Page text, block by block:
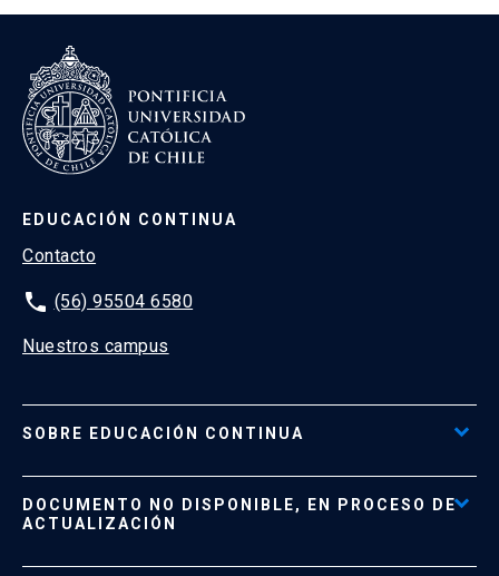
EDUCACIÓN CONTINUA
Contacto
phone (56) 95504 6580
Nuestros campus
SOBRE EDUCACIÓN CONTINUA
Formas de Pago
DOCUMENTO NO DISPONIBLE, EN PROCESO DE
ACTUALIZACIÓN